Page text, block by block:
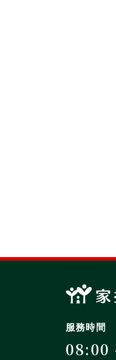
服務時間
08:00